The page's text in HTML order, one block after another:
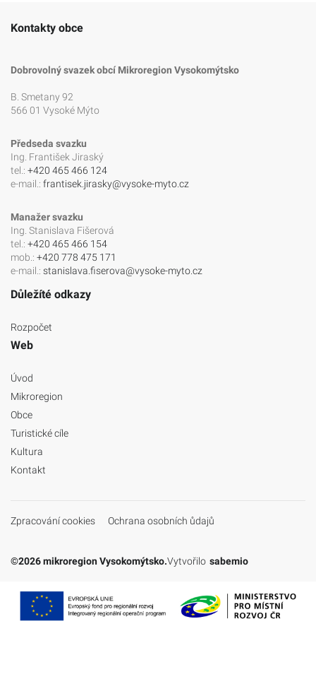
Kontakty obce
Dobrovolný svazek obcí Mikroregion Vysokomýtsko
B. Smetany 92
566 01 Vysoké Mýto
Předseda svazku
Ing. František Jiraský
tel.: +420 465 466 124
e-mail.: frantisek.jirasky@vysoke-myto.cz
Manažer svazku
Ing. Stanislava Fišerová
tel.: +420 465 466 154
mob.: +420 778 475 171
e-mail.: stanislava.fiserova@vysoke-myto.cz
Důležíté odkazy
Rozpočet
Web
Úvod
Mikroregion
Obce
Turistické cíle
Kultura
Kontakt
Zpracování cookies Ochrana osobních ůdajů
©2026 mikroregion Vysokomýtsko.Vytvořilo sabemio